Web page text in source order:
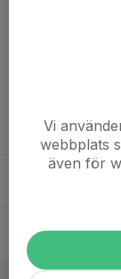
Fre
Vi
webbplats
även för